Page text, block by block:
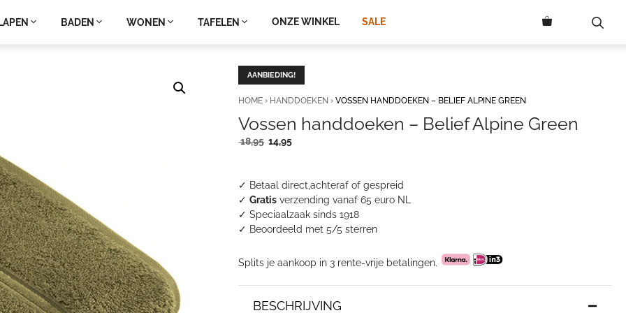
BADEN WONEN TAFELEN ONZE WINKEL SALE
AANBIEDING!
✓ Betaal direct,achteraf of gespreid
✓Gratis verzending vanaf 65 euro NL
✓ Speciaalzaak sinds 1918
✓ Beoordeeld met 5/5 sterren
Splits je aankoop in 3 rente-vrije betalingen.
HOME › HANDDOEKEN ›VOSSEN HANDDOEKEN – BELIEF ALPINE GREEN
BESCHRIJVING
Vossen handdoeken – Belief Alpine Green
18,95 Oorspronkelijke
18,95.
14,95Huidige
14,95.